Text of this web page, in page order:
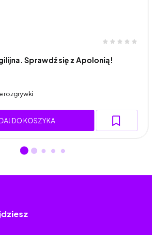
Sprawdź się z Apolonią!
rozgrywki
DO KOSZYKA